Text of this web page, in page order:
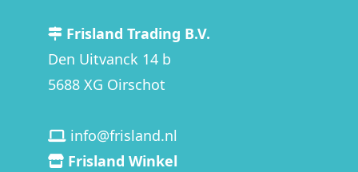
Frisland Trading B.V.
Den Uitvanck 14 b
5688 XG Oirschot
info@frisland.nl
Frisland Winkel